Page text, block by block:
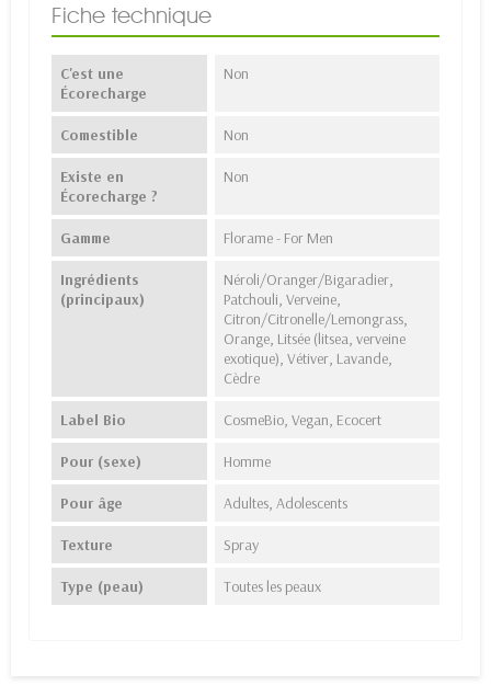
Fiche technique
C'est une
Écorecharge
Non
Comestible Non
Existe en
Écorecharge ?
Non
Gamme Florame - For Men
Ingrédients
(principaux)
Néroli/Oranger/Bigaradier,
Patchouli, Verveine,
Citron/Citronelle/Lemongrass,
Orange, Litsée (litsea, verveine
exotique), Vétiver, Lavande,
Cèdre
Label Bio CosmeBio, Vegan, Ecocert
Pour (sexe) Homme
Pour âge Adultes, Adolescents
Texture Spray
Type (peau) Toutes les peaux